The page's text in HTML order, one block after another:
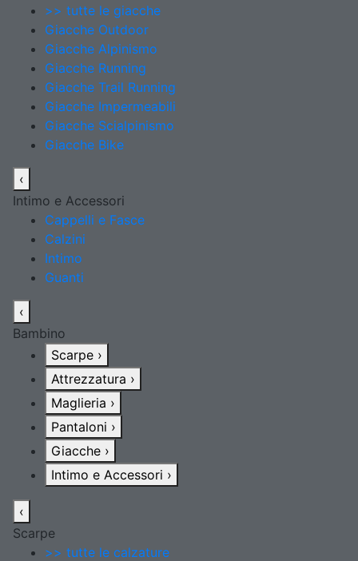
>> tutte le giacche
Giacche Outdoor
Giacche Alpinismo
Giacche Running
Giacche Trail Running
Giacche Impermeabili
Giacche Scialpinismo
Giacche Bike
‹
Intimo e Accessori
Cappelli e Fasce
Calzini
Intimo
Guanti
‹
Bambino
Scarpe ›
Attrezzatura ›
Maglieria ›
Pantaloni ›
Giacche ›
Intimo e Accessori ›
‹
Scarpe
>> tutte le calzature